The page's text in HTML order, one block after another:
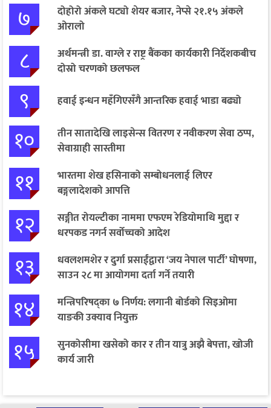
७
दोहोरो अंकले घट्यो शेयर बजार, नेप्से २१.१५ अंकले
ओरालो
८
अर्थमन्त्री डा. वाग्ले र राष्ट्र बैंकका कार्यकारी निर्देशकबीच
दोस्रो चरणको छलफल
९ हवाई इन्धन महँगिएसँगै आन्तरिक हवाई भाडा बढ्यो
१०
तीन सातादेखि लाइसेन्स वितरण र नवीकरण सेवा ठप्प,
सेवाग्राही सास्तीमा
११
भारतमा शेख हसिनाको सम्बोधनलाई लिएर
बङ्गलादेशको आपत्ति
१२
सङ्गीत रोयल्टीका नाममा एफएम रेडियोमाथि मुद्दा र
धरपकड नगर्न सर्वोच्चको आदेश
१३
धवलशमशेर र दुर्गा प्रसाईंद्वारा ‘जय नेपाल पार्टी’ घोषणा,
साउन २८ मा आयोगमा दर्ता गर्ने तयारी
१४
मन्त्रिपरिषद्का ७ निर्णय: लगानी बोर्डको सिइओमा
याङकी उक्याव नियुक्त
१५
सुनकोसीमा खसेको कार र तीन यात्रु अझै बेपत्ता, खोजी
कार्य जारी